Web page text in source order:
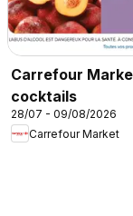
Carrefour
cocktails
28/07 - 09/08/2026
Carrefour Market